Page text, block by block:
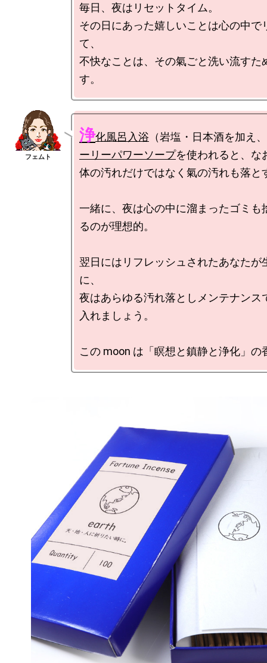
毎日、夜はリセットタイム。
その日にあった嬉しいことは心の中で
て、
不快なことは、その氣ごと洗い流すた
浄化風呂入浴 （岩塩・日本酒を加え、
ーリーパワーソープを使われると、な
体の汚れだけではなく氣の汚れも落と
一緒に、夜は心の中に溜まったゴミも
るのが理想的。
翌日にはリフレッシュされたあなたが
に、
夜はあらゆる汚れ落としメンテナンス
入れましょう。